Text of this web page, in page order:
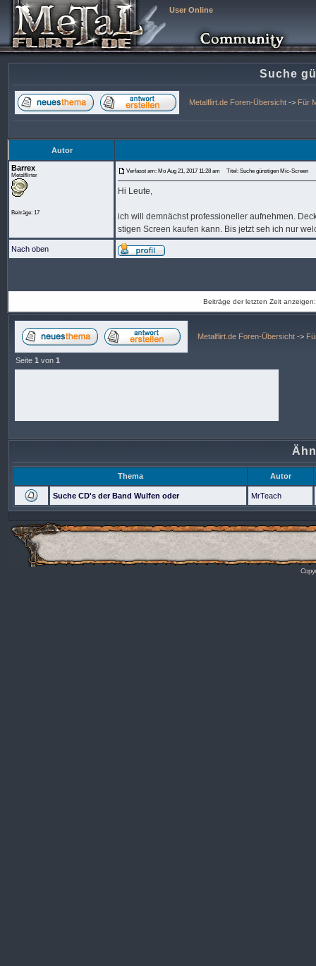
User Online
Suche
Metalflirt.de Foren-Übersicht -> Für
Autor
Barrex
Metalflirter
Beiträge: 17
Verfasst am: Mo Aug 21, 2017 11:28 am Titel: Suche günstigen Mic-Screen
Hi Leute,
ich will demnächst professioneller aufnehmen.
stigen Screen kaufen kann. Bis jetzt seh ich nur
Nach oben
Beiträge der letzten Zeit
Metalflirt.de Foren-Übersicht ->
Seite 1 von 1
Thema Autor
Suche CD's der Band Wulfen oder MrTeach